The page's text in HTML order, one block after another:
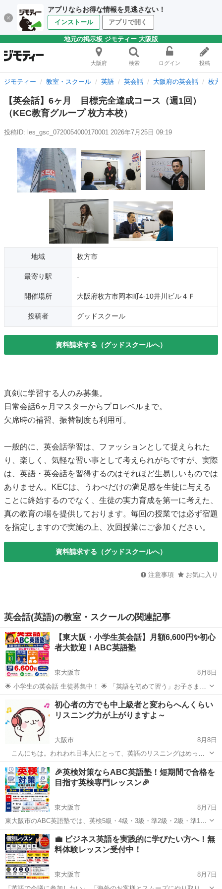
アプリならお得な情報を見逃さない！
インストール アプリで開く
地元の掲示板 ジモティー 大阪版
大阪府 検索 ログイン 投稿
ジモティー 教室・スクール 英語 英会話 大阪府の英会話 枚
【英会話】6ヶ月 目標完全達成コース（週1回）
（KEC教育グループ 枚方本校）
投稿ID: les_gsc_0720054000170001 2026年7月25日 09:19
地域 枚方市
最寄り駅 -
開催場所 大阪府枚方市岡本町4-10井川ビル４Ｆ
投稿者 グッドスクール
資料請求する（グッドスクールへ）
真剣に学習する人のみ募集。
日常会話6ヶ月マスターからプロレベルまで。
欠席時の補習、振替制度も利用可。
一般的に、英会話学習は、ファッションとして捉えられた
り、楽しく、気軽な習い事として考えられがちですが、実際
は、英語・英会話を習得するのはそれほど生易しいものでは
ありません。KECは、うわべだけの満足感を生徒に与える
ことに終始するのでなく、生徒の実力育成を第一に考えた、
真の教育の場を提供しております。毎回の授業では必ず宿題
を指定しますので実施の上、次回授業にご参加ください。
資料請求する（グッドスクールへ）
注意事項 お気に入り
英会話(英語)の教室・スクールの関連記事
【東大阪・小学生英会話】月額6,600円✨初心
者大歓迎！ABC英語塾
東大阪市
8月8日
🌟 小学生の英会話 生徒募集中！ 🌟 「英語を初めて習う」お子さまも
大歓迎！ ABC英語塾では、楽しく話しながら英語を身につけるレッス
ンを行っています。 ✅ 英語初心者OK ✅ 英語・日本語ネイティブレベ
ル講師がサポ...
東大阪市 英検 小学生
初心者の方でも中上級者と変わらへんくらい
リスニング力が上がりますよ～
大阪市
8月8日
こんにちは。われわれ日本人にとって、英語のリスニングはめっち
ゃめちゃ難しいですよね。英会話レッスンやyoutubeの英会話レッスン
系動画なら聞き取れるけど、ドラマや映画、インタビュー、ドキュメ
ンタリーなんかになった途端、ま...
大阪 大阪市 英会話 レッスン
🎉英検対策ならABC英語塾！短期間で合格を
目指す英検専門レッスン🎉
東大阪市
8月7日
東大阪市のABC英語塾では、英検5級・4級・3級・準2級・2級・準1
級・1級まで幅広く対応しています。 「独学ではなかなか合格できな
い…」 「英検対策を何から始めればいいかわからない…」 「リーディ
ング・ライティング・...
大阪 東大阪市 英検 1級
💼 ビジネス英語を実践的に学びたい方へ！無
料体験レッスン受付中！
東大阪市
8月7日